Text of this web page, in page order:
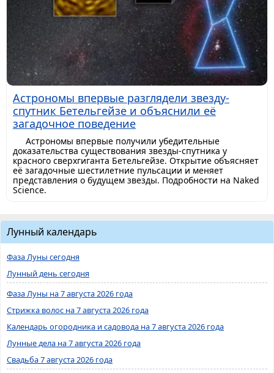
Астрономы впервые разглядели звезду-
спутник Бетельгейзе и объяснили её
загадочное поведение
Астрономы впервые получили убедительные
доказательства существования звезды-спутника у
красного сверхгиганта Бетельгейзе. Открытие объясняет
её загадочные шестилетние пульсации и меняет
представления о будущем звезды. Подробности на Naked
Science.
Лунный календарь
Фаза Луны сегодня
Лунный день сегодня
Фаза Луны на 7 августа 2026 года
Стрижка волос на 7 августа 2026 года
Календарь огородника и садовода на 7 августа 2026 года
Лунные дела на 7 августа 2026 года
Свадьба 7 августа 2026 года